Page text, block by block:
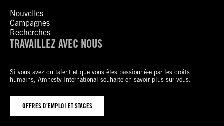
Nouvelles
Campagnes
Recherches
TRAVAILLEZ AVEC NOUS
Si vous avez du talent et que vous êtes passionné-e par les droits
humains, Amnesty International souhaite en savoir plus sur vous.
OFFRES D’EMPLOI ET STAGES